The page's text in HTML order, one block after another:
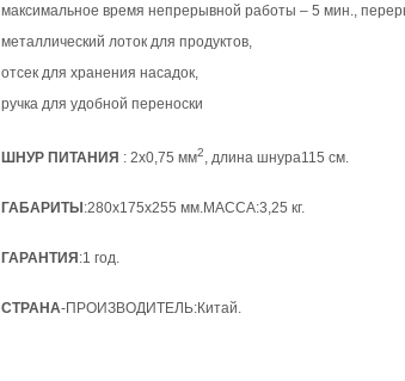
максимальное время непрерывной работы – 5 мин.,
металлический лоток для продуктов,
отсек для хранения насадок,
ручка для удобной переноски
ШНУР ПИТАНИЯ : 2х0,75 мм2, длина шнура115 см.
ГАБАРИТЫ :280х175х255 мм.МАССА:3,25 кг.
ГАРАНТИЯ :1 год.
СТРАНА-ПРОИЗВОДИТЕЛЬ:Китай.